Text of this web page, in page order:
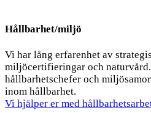
Hållbarhet/miljö
Vi har lång erfarenhet av
miljöcertifieringar och
hållbarhetschefer och
inom hållbarhet.
Vi hjälper er med